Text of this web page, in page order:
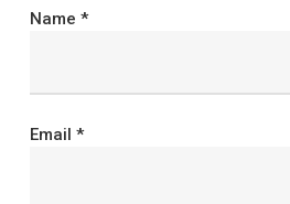
Name *
Email *